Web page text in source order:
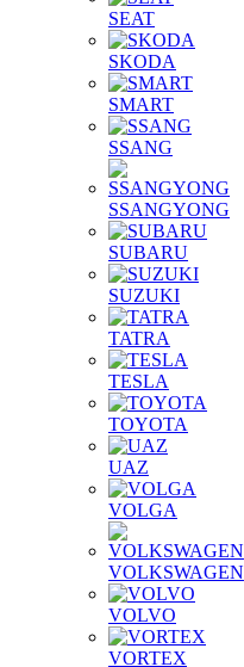
SEAT
SKODA
SMART
SSANG
SSANGYONG
SUBARU
SUZUKI
TATRA
TESLA
TOYOTA
UAZ
VOLGA
VOLKSWAGEN
VOLVO
VORTEX